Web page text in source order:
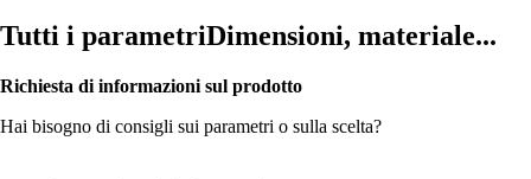
Tutti i parametriDimensioni, materiale...
Richiesta di informazioni sul prodotto
Hai bisogno di consigli sui parametri o sulla scelta?